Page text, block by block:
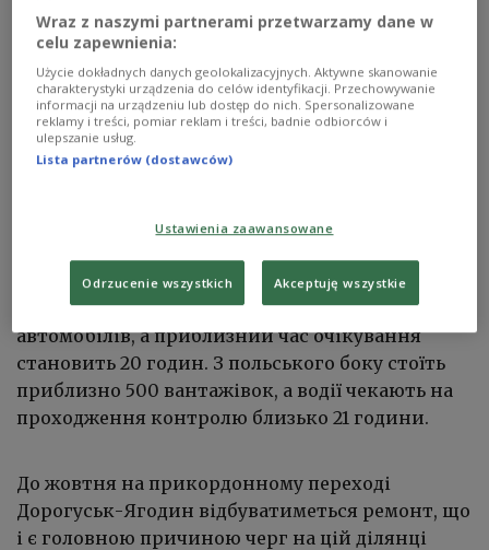
черги. На в’їзд до Польщі з українського боку
чекає приблизно три сотні вантажних
автомобілів, а приблизний час очікування
становить 20 годин. З польського боку стоїть
приблизно 500 вантажівок, а водії чекають на
проходження контролю близько 21 години.
До жовтня на прикордонному переході
Дорогуськ-Ягодин відбуватиметься ремонт, що
і є головною причиною черг на цій ділянці
Wraz z naszymi partnerami przetwarzamy dane w
celu zapewnienia:
Użycie dokładnych danych geolokalizacyjnych. Aktywne skanowanie
charakterystyki urządzenia do celów identyfikacji. Przechowywanie
informacji na urządzeniu lub dostęp do nich. Spersonalizowane
reklamy i treści, pomiar reklam i treści, badnie odbiorców i
ulepszanie usług.
Lista partnerów (dostawców)
Ustawienia zaawansowane
Odrzucenie wszystkich Akceptuję wszystkie